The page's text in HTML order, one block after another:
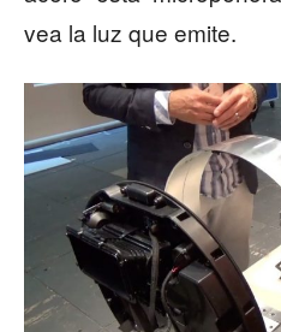
vea la luz que emite.